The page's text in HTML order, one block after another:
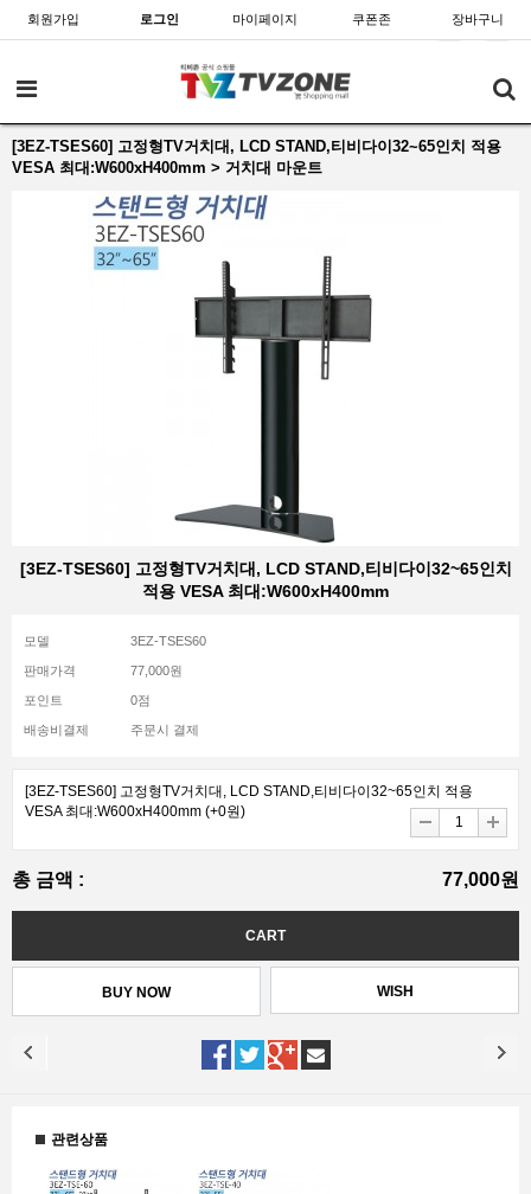
회원가입 로그인 마이페이지 쿠폰존 장바구니
[3EZ-TSES60] 고정형TV거치대, LCD STAND,티비다이32~65인치 적용
VESA 최대:W600xH400mm > 거치대 마운트
[3EZ-TSES60] 고정형TV거치대, LCD STAND,티비다이32~65인치
적용 VESA 최대:W600xH400mm
모델 3EZ-TSES60
판매가격 77,000원
포인트 0점
배송비결제 주문시 결제
[3EZ-TSES60] 고정형TV거치대, LCD STAND,티비다이32~65인치 적용
VESA 최대:W600xH400mm (+0원)
총 금액 : 77,000원
WISH
관련상품